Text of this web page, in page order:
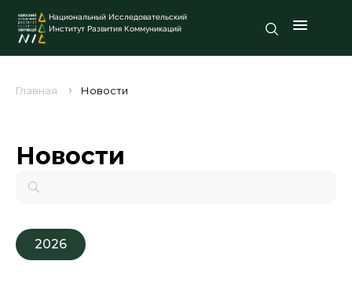
Национальный Исследовательский
Институт Развития Коммуникаций
Главная Новости
Новости
2026